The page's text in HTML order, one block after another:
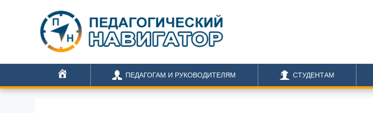
ГЛАВНАЯ
ПЕДАГОГАМ И РУКОВОДИТЕЛЯМ СТУДЕНТАМ